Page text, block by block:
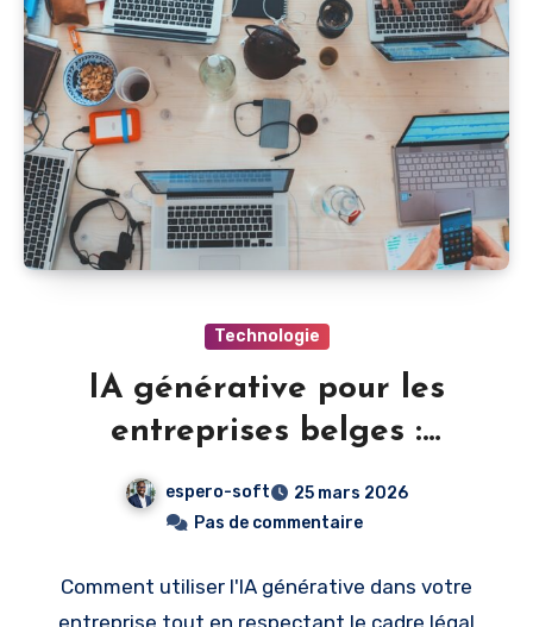
Technologie
IA générative pour les
entreprises belges :
opportunités et risques
juridiques
espero-soft
25 mars 2026
Pas de commentaire
Comment utiliser l'IA générative dans votre